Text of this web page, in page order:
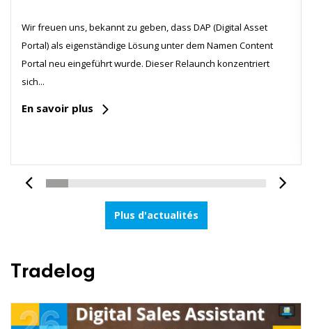
Wir freuen uns, bekannt zu geben, dass DAP (Digital Asset
Portal) als eigenständige Lösung unter dem Namen Content
Portal neu eingeführt wurde. Dieser Relaunch konzentriert
sich...
En savoir plus
Plus d'actualités
Tradelog